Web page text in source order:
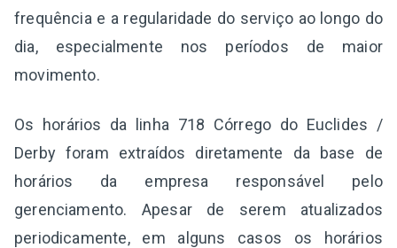
frequência e a regularidade do serviço ao longo do
dia, especialmente nos períodos de maior
movimento.
Os horários da linha 718 Córrego do Euclides /
Derby foram extraídos diretamente da base de
horários da empresa responsável pelo
gerenciamento. Apesar de serem atualizados
periodicamente, em alguns casos os horários